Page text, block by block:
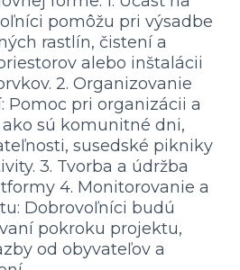
pomôžu pri výsadbe
rastlín, čistení a
alebo inštalácii
2. Organizovanie
Pomoc pri organizácii a
sú komunitné dni,
susedské pikniky
3. Tvorba a údržba
4. Monitorovanie a
Dobrovoľníci budú
pokroku projektu,
od obyvateľov a